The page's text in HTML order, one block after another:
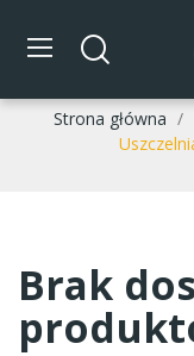
Strona główna
Brak